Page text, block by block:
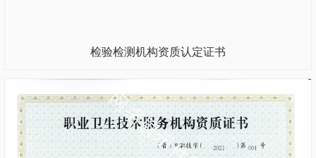
检验检测机构资质认定证书